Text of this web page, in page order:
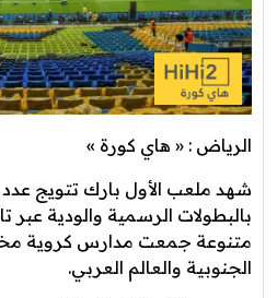
الرياض : « هاي كورة »
شهد ملعب الأول بارك تتويج عدد
بالبطولات الرسمية والودية عبر
متنوعة جمعت مدارس كروية
الجنوبية والعالم العربي.